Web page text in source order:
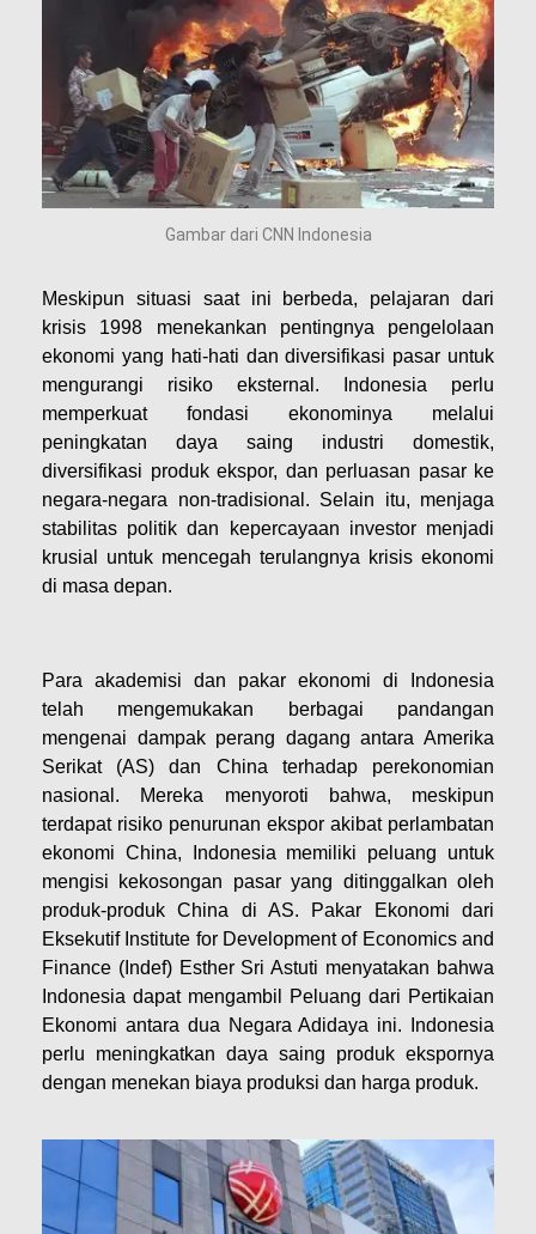
Gambar dari CNN Indonesia
Meskipun situasi saat ini berbeda, pelajaran dari
krisis 1998 menekankan pentingnya pengelolaan
ekonomi yang hati-hati dan diversifikasi pasar untuk
mengurangi risiko eksternal. Indonesia perlu
memperkuat fondasi ekonominya melalui
peningkatan daya saing industri domestik,
diversifikasi produk ekspor, dan perluasan pasar ke
negara-negara non-tradisional. Selain itu, menjaga
stabilitas politik dan kepercayaan investor menjadi
krusial untuk mencegah terulangnya krisis ekonomi
di masa depan.​
​Para akademisi dan pakar ekonomi di Indonesia
telah mengemukakan berbagai pandangan
mengenai dampak perang dagang antara Amerika
Serikat (AS) dan China terhadap perekonomian
nasional. Mereka menyoroti bahwa, meskipun
terdapat risiko penurunan ekspor akibat perlambatan
ekonomi China, Indonesia memiliki peluang untuk
mengisi kekosongan pasar yang ditinggalkan oleh
produk-produk China di AS. Pakar Ekonomi dari
Eksekutif Institute for Development of Economics and
Finance (Indef) Esther Sri Astuti menyatakan bahwa
Indonesia dapat mengambil Peluang dari Pertikaian
Ekonomi antara dua Negara Adidaya ini. Indonesia
perlu meningkatkan daya saing produk ekspornya
dengan menekan biaya produksi dan harga produk.